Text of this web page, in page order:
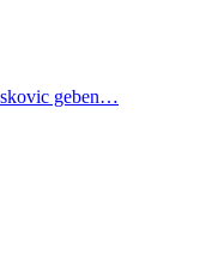
geben…